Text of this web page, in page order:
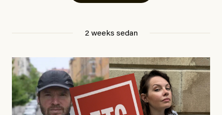
2 weeks sedan